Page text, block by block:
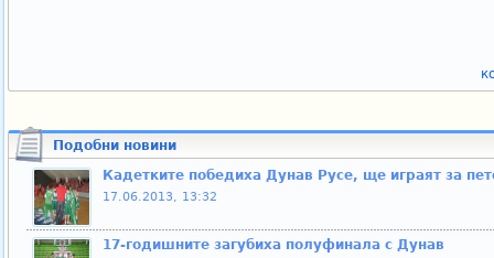
Подобни новини
Кадетките победиха Дунав Русе, ще играят за
17.06.2013, 13:32
17-годишните загубиха полуфинала с Дунав